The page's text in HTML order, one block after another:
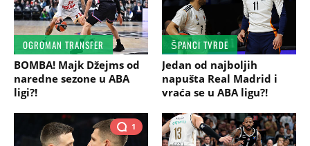
OGROMAN TRANSFER
BOMBA! Majk Džejms od
naredne sezone u ABA
ligi?!
ŠPANCI TVRDE
Jedan od najboljih
napušta Real Madrid i
vraća se u ABA ligu?!
1